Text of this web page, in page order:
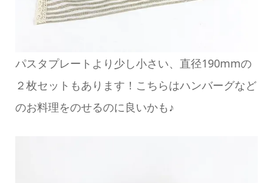
パスタプレートより少し小さい、直径190mmの
２枚セットもあります！こちらはハンバーグなど
のお料理をのせるのに良いかも♪